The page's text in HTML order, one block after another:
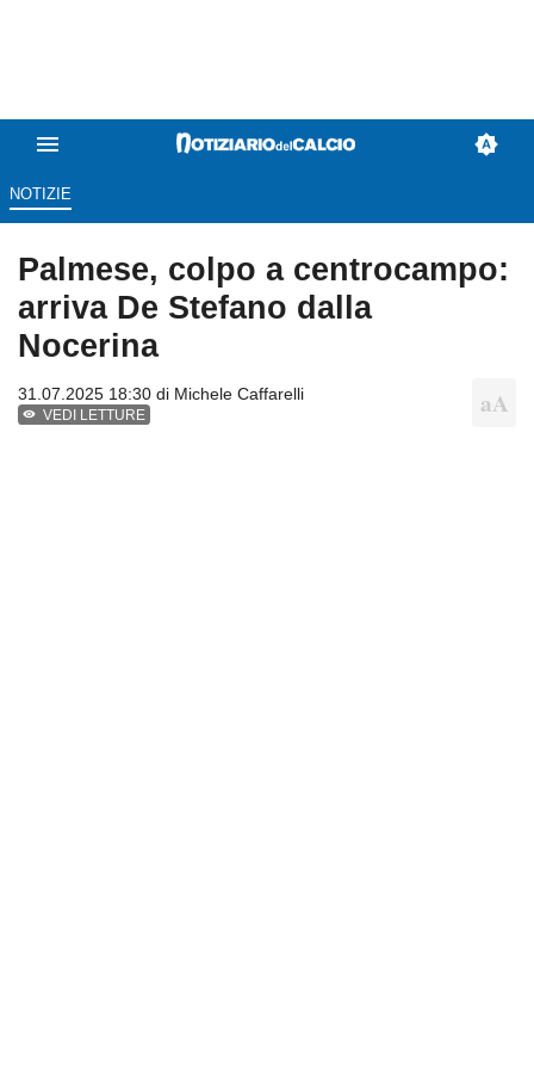
NOTIZIE
Palmese, colpo a centrocampo:
arriva De Stefano dalla
Nocerina
31.07.2025 18:30 di Michele Caffarelli
VEDI LETTURE